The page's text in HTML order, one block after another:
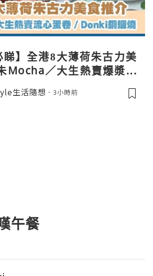
睇】全港8大薄荷朱古力美
Mocha／大生熱賣爆漿蛋
鑼燒
生活隨想 3小時前
午餐